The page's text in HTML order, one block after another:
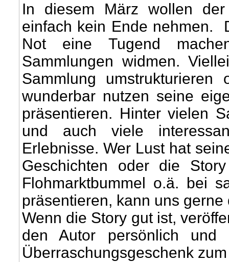
In diesem März wollen
einfach kein Ende nehmen.
Not eine Tugend
Sammlungen widmen.
Sammlung
wunderbar nutzen seine
präsentieren. Hinter vielen
und auch viele
Erlebnisse. Wer Lust hat
Geschichten oder die
Flohmarktbummel o.ä. bei
präsentieren, kann uns
Wenn die Story gut ist,
den Autor persönlich
Überraschungsgeschenk